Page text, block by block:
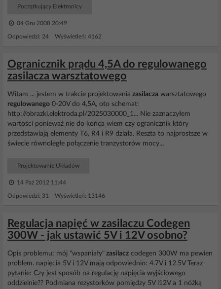
Początkujący Elektronicy
04 Gru 2008 20:49
Odpowiedzi: 24 Wyświetleń: 4162
Ogranicznik prądu 4,5A do regulowanego
zasilacza warsztatowego
Witam ... jestem w trakcie projektowania zasilacza warsztatowego
regulowanego 0-20V do 4,5A, oto schemat:
http://obrazki.elektroda.pl/2025030000_1... Nie zaznaczyłem
wartości ponieważ nie do końca wiem czy ogranicznik który
przedstawiają elementy T6, R4 i R9 działa. Reszta to najprostsze w
świecie równoległe połączenie tranzystorów mocy...
Projektowanie Układów
14 Paź 2012 11:44
Odpowiedzi: 31 Wyświetleń: 13146
Regulacja napięć w zasilaczu Codegen
300W - jak ustawić 5V i 12V osobno?
Opis problemu: mój "wspaniały" zasilacz codegen 300W ma pewien
problem. napięcia 5V i 12V mają odpowiednio: 4.7V i 12.5V Teraz
pytanie: Czy jest sposób na regulację napięcia wyjściowego
oddzielnie?? Podmiana rezystorków pomiędzy 5V i12V a 1 nóżką